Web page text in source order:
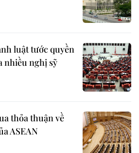
luật tước quyền
nhiều nghị sỹ
thỏa thuận về
ASEAN